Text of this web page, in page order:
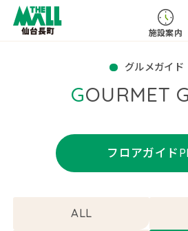
施設案内
グルメガイド
GOURMET
フロアガイド
ALL